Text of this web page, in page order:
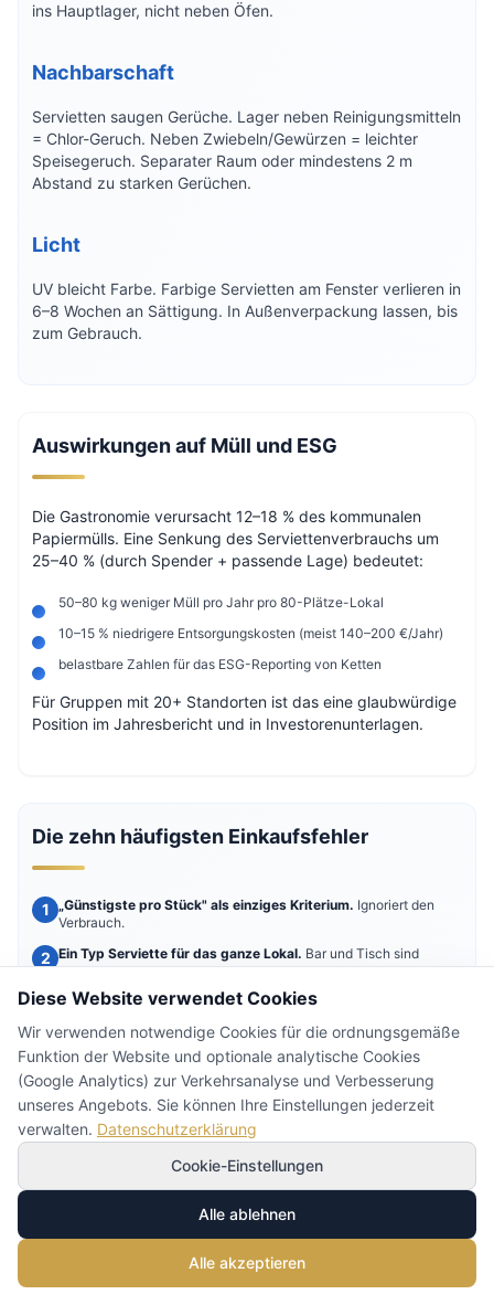
ins Hauptlager, nicht neben Öfen.
Nachbarschaft
Servietten saugen Gerüche. Lager neben Reinigungsmitteln
= Chlor-Geruch. Neben Zwiebeln/Gewürzen = leichter
Speisegeruch. Separater Raum oder mindestens 2 m
Abstand zu starken Gerüchen.
Licht
UV bleicht Farbe. Farbige Servietten am Fenster verlieren in
6–8 Wochen an Sättigung. In Außenverpackung lassen, bis
zum Gebrauch.
Auswirkungen auf Müll und ESG
Die Gastronomie verursacht 12–18 % des kommunalen
Papiermülls. Eine Senkung des Serviettenverbrauchs um
25–40 % (durch Spender + passende Lage) bedeutet:
50–80 kg weniger Müll pro Jahr pro 80-Plätze-Lokal
10–15 % niedrigere Entsorgungskosten (meist 140–200 €/Jahr)
belastbare Zahlen für das ESG-Reporting von Ketten
Für Gruppen mit 20+ Standorten ist das eine glaubwürdige
Position im Jahresbericht und in Investorenunterlagen.
Die zehn häufigsten Einkaufsfehler
„Günstigste pro Stück" als einziges Kriterium. Ignoriert den
Verbrauch.
Ein Typ Serviette für das ganze Lokal. Bar und Tisch sind
unterschiedlich.
Saugfähigkeit ignorieren.Eine dünne Serviette neben Suppe
Kalkulation pro Stück statt pro Gedeck.KPI: „€ pro Beleg".
Inkonsistenz zur Positionierung.Fine Dining mit 1-lagig.
Saisonalität ignorieren. Kein Puffer = Notkäufe +30–50 %.
Keine Formatstandardisierung.Drei Größen in einem Lokal =
Lagerchaos und Spenderfehlfunktionen.
Schlechte Lagerung.5–10 % Verlust durch Feuchte und Geruch.
Keine Jahrespreisverhandlung.Spotpreis vs Kontraktpreis: 8–18
% Differenz.
Kein Verbrauchsaudit.Ein Lokal, das den Monatsverbrauch
nicht kennt, kann nichts optimieren.
Diese Website verwendet Cookies
Wir verwenden notwendige Cookies für die ordnungsgemäße
Funktion der Website und optionale analytische Cookies
(Google Analytics) zur Verkehrsanalyse und Verbesserung
unseres Angebots. Sie können Ihre Einstellungen jederzeit
verwalten. Datenschutzerklärung
Cookie-Einstellungen
Alle ablehnen
Alle akzeptieren